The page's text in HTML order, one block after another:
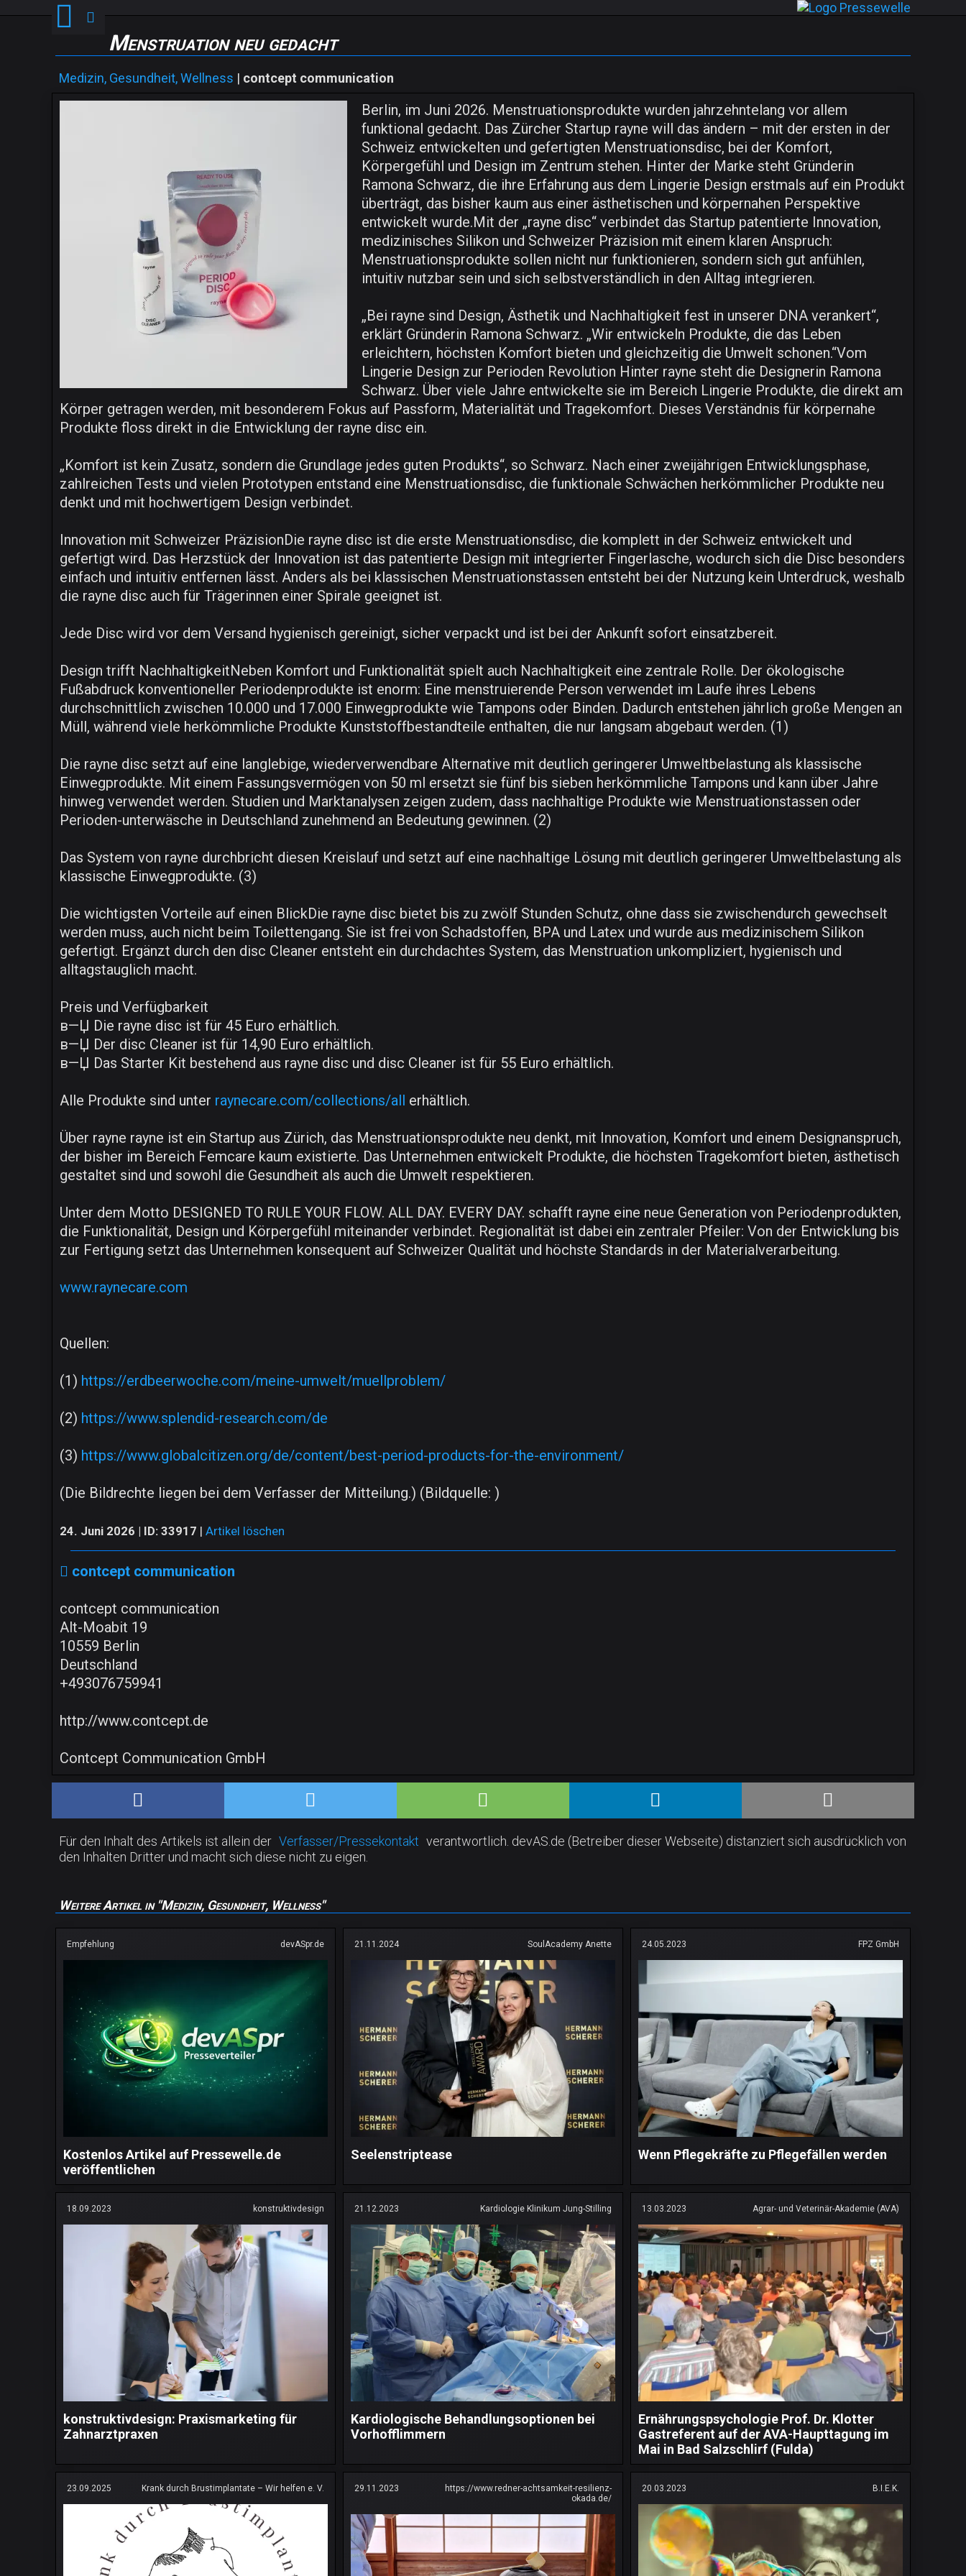
Menstruation neu gedacht
Medizin, Gesundheit, Wellness | contcept communication
Berlin, im Juni 2026. Menstruationsprodukte wurden jahrzehntelang vor allem
funktional gedacht. Das Zürcher Startup rayne will das ändern – mit der ersten in der
Schweiz entwickelten und gefertigten Menstruationsdisc, bei der Komfort,
Körpergefühl und Design im Zentrum stehen. Hinter der Marke steht Gründerin
Ramona Schwarz, die ihre Erfahrung aus dem Lingerie Design erstmals auf ein Produkt
überträgt, das bisher kaum aus einer ästhetischen und körpernahen Perspektive
entwickelt wurde.Mit der „rayne disc“ verbindet das Startup patentierte Innovation,
medizinisches Silikon und Schweizer Präzision mit einem klaren Anspruch:
Menstruationsprodukte sollen nicht nur funktionieren, sondern sich gut anfühlen,
intuitiv nutzbar sein und sich selbstverständlich in den Alltag integrieren.
„Bei rayne sind Design, Ästhetik und Nachhaltigkeit fest in unserer DNA verankert“,
erklärt Gründerin Ramona Schwarz. „Wir entwickeln Produkte, die das Leben
erleichtern, höchsten Komfort bieten und gleichzeitig die Umwelt schonen.“Vom
Lingerie Design zur Perioden Revolution Hinter rayne steht die Designerin Ramona
Schwarz. Über viele Jahre entwickelte sie im Bereich Lingerie Produkte, die direkt am
Körper getragen werden, mit besonderem Fokus auf Passform, Materialität und Tragekomfort. Dieses Verständnis für körpernahe
Produkte floss direkt in die Entwicklung der rayne disc ein.
„Komfort ist kein Zusatz, sondern die Grundlage jedes guten Produkts“, so Schwarz. Nach einer zweijährigen Entwicklungsphase,
zahlreichen Tests und vielen Prototypen entstand eine Menstruationsdisc, die funktionale Schwächen herkömmlicher Produkte neu
denkt und mit hochwertigem Design verbindet.
Innovation mit Schweizer PräzisionDie rayne disc ist die erste Menstruationsdisc, die komplett in der Schweiz entwickelt und
gefertigt wird. Das Herzstück der Innovation ist das patentierte Design mit integrierter Fingerlasche, wodurch sich die Disc besonders
einfach und intuitiv entfernen lässt. Anders als bei klassischen Menstruationstassen entsteht bei der Nutzung kein Unterdruck, weshalb
die rayne disc auch für Trägerinnen einer Spirale geeignet ist.
Jede Disc wird vor dem Versand hygienisch gereinigt, sicher verpackt und ist bei der Ankunft sofort einsatzbereit.
Design trifft NachhaltigkeitNeben Komfort und Funktionalität spielt auch Nachhaltigkeit eine zentrale Rolle. Der ökologische
Fußabdruck konventioneller Periodenprodukte ist enorm: Eine menstruierende Person verwendet im Laufe ihres Lebens
durchschnittlich zwischen 10.000 und 17.000 Einwegprodukte wie Tampons oder Binden. Dadurch entstehen jährlich große Mengen an
Müll, während viele herkömmliche Produkte Kunststoffbestandteile enthalten, die nur langsam abgebaut werden. (1)
Die rayne disc setzt auf eine langlebige, wiederverwendbare Alternative mit deutlich geringerer Umweltbelastung als klassische
Einwegprodukte. Mit einem Fassungsvermögen von 50 ml ersetzt sie fünf bis sieben herkömmliche Tampons und kann über Jahre
hinweg verwendet werden. Studien und Marktanalysen zeigen zudem, dass nachhaltige Produkte wie Menstruationstassen oder
Perioden-unterwäsche in Deutschland zunehmend an Bedeutung gewinnen. (2)
Das System von rayne durchbricht diesen Kreislauf und setzt auf eine nachhaltige Lösung mit deutlich geringerer Umweltbelastung als
klassische Einwegprodukte. (3)
Die wichtigsten Vorteile auf einen BlickDie rayne disc bietet bis zu zwölf Stunden Schutz, ohne dass sie zwischendurch gewechselt
werden muss, auch nicht beim Toilettengang. Sie ist frei von Schadstoffen, BPA und Latex und wurde aus medizinischem Silikon
gefertigt. Ergänzt durch den disc Cleaner entsteht ein durchdachtes System, das Menstruation unkompliziert, hygienisch und
alltagstauglich macht.
Preis und Verfügbarkeit
в—Џ Die rayne disc ist für 45 Euro erhältlich.
в—Џ Der disc Cleaner ist für 14,90 Euro erhältlich.
в—Џ Das Starter Kit bestehend aus rayne disc und disc Cleaner ist für 55 Euro erhältlich.
Alle Produkte sind unter raynecare.com/collections/all erhältlich.
Über rayne rayne ist ein Startup aus Zürich, das Menstruationsprodukte neu denkt, mit Innovation, Komfort und einem Designanspruch,
der bisher im Bereich Femcare kaum existierte. Das Unternehmen entwickelt Produkte, die höchsten Tragekomfort bieten, ästhetisch
gestaltet sind und sowohl die Gesundheit als auch die Umwelt respektieren.
Unter dem Motto DESIGNED TO RULE YOUR FLOW. ALL DAY. EVERY DAY. schafft rayne eine neue Generation von Periodenprodukten,
die Funktionalität, Design und Körpergefühl miteinander verbindet. Regionalität ist dabei ein zentraler Pfeiler: Von der Entwicklung bis
zur Fertigung setzt das Unternehmen konsequent auf Schweizer Qualität und höchste Standards in der Materialverarbeitung.
www.raynecare.com
Quellen:
(1) https://erdbeerwoche.com/meine-umwelt/muellproblem/
(2) https://www.splendid-research.com/de
(3) https://www.globalcitizen.org/de/content/best-period-products-for-the-environment/
(Die Bildrechte liegen bei dem Verfasser der Mitteilung.) (Bildquelle: )
24. Juni 2026 | ID: 33917 Artikel löschen
contcept communication
contcept communication
Alt-Moabit 19
10559 Berlin
Deutschland
+493076759941
http://www.contcept.de
Contcept Communication GmbH
Für den Inhalt des Artikels ist allein der Verfasser/Pressekontakt verantwortlich. devAS.de (Betreiber dieser Webseite) distanziert sich ausdrücklich von
den Inhalten Dritter und macht sich diese nicht zu eigen.
Weitere Artikel in "Medizin, Gesundheit, Wellness"
Empfehlung devASpr.de
Kostenlos Artikel auf Pressewelle.de
veröffentlichen
21.11.2024 SoulAcademy Anette
Seelenstriptease
24.05.2023 FPZ GmbH
Wenn Pflegekräfte zu Pflegefällen werden
18.09.2023 konstruktivdesign
konstruktivdesign: Praxismarketing für
Zahnarztpraxen
21.12.2023 Kardiologie Klinikum Jung-Stilling
Kardiologische Behandlungsoptionen bei
Vorhofflimmern
13.03.2023 Agrar- und Veterinär-Akademie (AVA)
Ernährungspsychologie Prof. Dr. Klotter
Gastreferent auf der AVA-Haupttagung im
Mai in Bad Salzschlirf (Fulda)
23.09.2025 Krank durch Brustimplantate – Wir helfen e. V. 29.11.2023
https://www.redner-achtsamkeit-resilienz-
okada.de/
20.03.2023 B.I.E.K.